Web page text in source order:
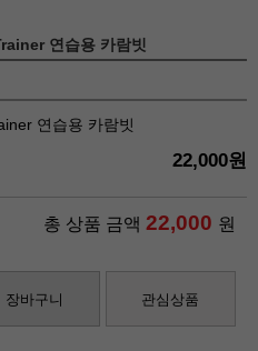
연습용 카람빗
연습용 카람빗
22,000원
총 상품 금액 22,000 원
장바구니 관심상품